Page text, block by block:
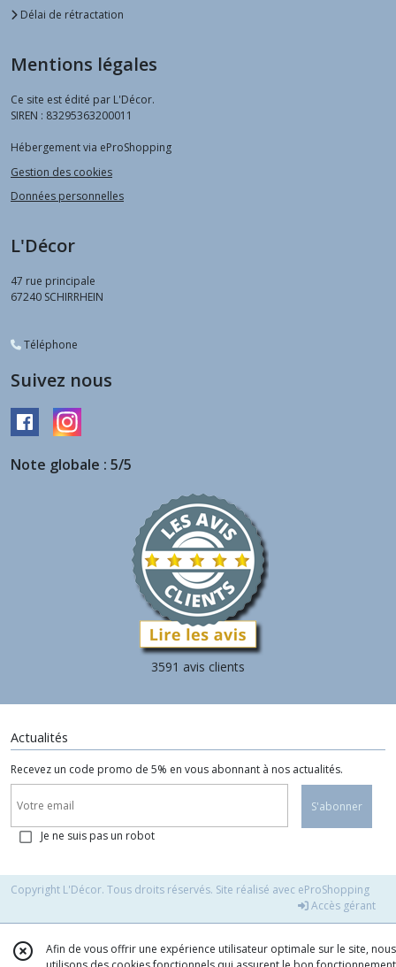
Délai de rétractation
Mentions légales
Ce site est édité par L'Décor.
SIREN : 83295363200011
Hébergement via eProShopping
Gestion des cookies
Données personnelles
L'Décor
47 rue principale
67240 SCHIRRHEIN
Téléphone
Suivez nous
Note globale : 5/5
3591 avis clients
Actualités
Recevez un code promo de 5% en vous abonnant à nos actualités.
S'abonner
Je ne suis pas un robot
Copyright L'Décor. Tous droits réservés. Site réalisé avec eProShopping
Accès gérant
Afin de vous offrir une expérience utilisateur optimale sur le site, nous